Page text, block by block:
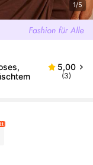
1/5
5,00
(3)